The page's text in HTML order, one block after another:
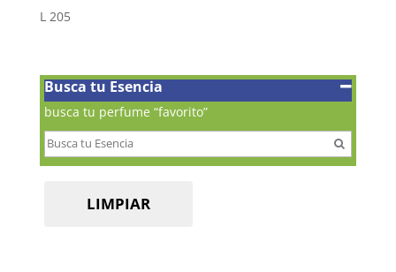
L 205
Busca tu Esencia
busca tu perfume “favorito”
LIMPIAR